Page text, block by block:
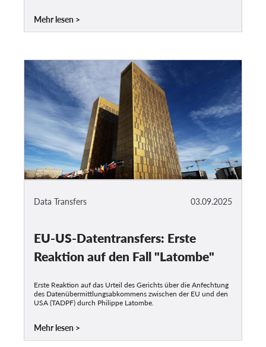
Mehr lesen
03.09.2025
Data Transfers
EU-US-Datentransfers: Erste
Reaktion auf den Fall "Latombe"
Erste Reaktion auf das Urteil des Gerichts über die Anfechtung
des Datenübermittlungsabkommens zwischen der EU und den
USA (TADPF) durch Philippe Latombe.
Mehr lesen